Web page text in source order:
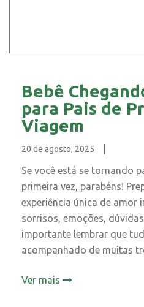
Bebê
para Pais de
Viagem
20 de agosto, 2025
Se você está se tornando
primeira vez, parabéns!
experiência única de amor
sorrisos, emoções,
importante lembrar que
acompanhado de muitas
Ver mais